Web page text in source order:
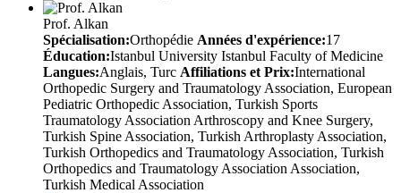
Prof. Alkan
Spécialisation:Orthopédie Années d'expérience:17
Éducation:Istanbul University Istanbul Faculty of Medicine
Langues:Anglais, Turc Affiliations et Prix:International
Orthopedic Surgery and Traumatology Association, European
Pediatric Orthopedic Association, Turkish Sports
Traumatology Association Arthroscopy and Knee Surgery,
Turkish Spine Association, Turkish Arthroplasty Association,
Turkish Orthopedics and Traumatology Association, Turkish
Orthopedics and Traumatology Association Association,
Turkish Medical Association